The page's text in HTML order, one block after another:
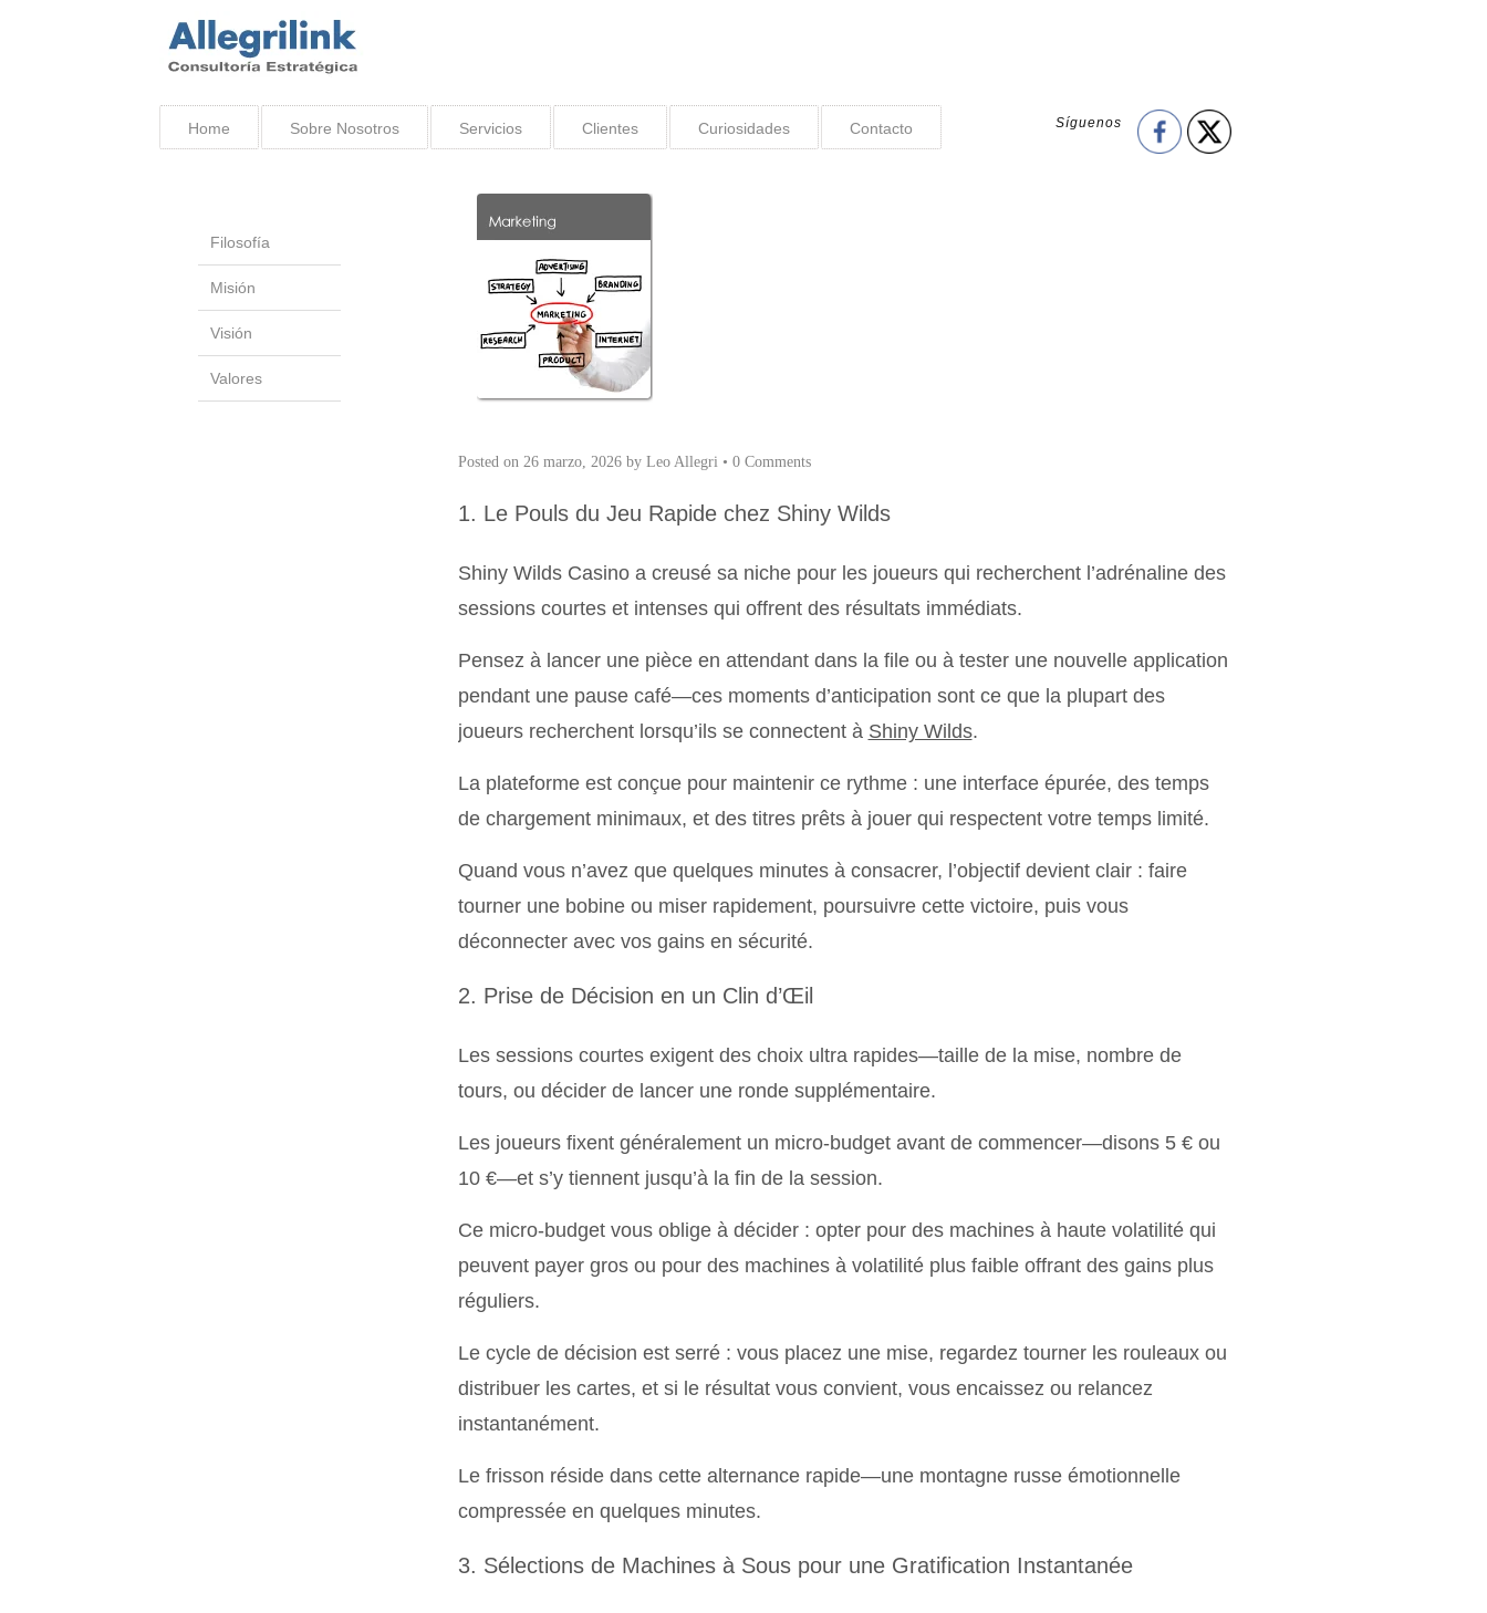
Home Sobre Nosotros Servicios Clientes Curiosidades Contacto
Filosofía
Misión
Visión
Valores
Síguenos
Posted on 26 marzo, 2026by Leo Allegri• 0 Comments
1. Le Pouls du Jeu Rapide chez Shiny Wilds
Shiny Wilds Casino a creusé sa niche pour les joueurs qui recherchent l’adrénaline des
sessions courtes et intenses qui offrent des résultats immédiats.
Pensez à lancer une pièce en attendant dans la file ou à tester une nouvelle application
pendant une pause café—ces moments d’anticipation sont ce que la plupart des
joueurs recherchent lorsqu’ils se connectent à Shiny Wilds.
La plateforme est conçue pour maintenir ce rythme : une interface épurée, des temps
de chargement minimaux, et des titres prêts à jouer qui respectent votre temps limité.
Quand vous n’avez que quelques minutes à consacrer, l’objectif devient clair : faire
tourner une bobine ou miser rapidement, poursuivre cette victoire, puis vous
déconnecter avec vos gains en sécurité.
2. Prise de Décision en un Clin d’Œil
Les sessions courtes exigent des choix ultra rapides—taille de la mise, nombre de
tours, ou décider de lancer une ronde supplémentaire.
Les joueurs fixent généralement un micro‑budget avant de commencer—disons 5 € ou
10 €—et s’y tiennent jusqu’à la fin de la session.
Ce micro‑budget vous oblige à décider : opter pour des machines à haute volatilité qui
peuvent payer gros ou pour des machines à volatilité plus faible offrant des gains plus
réguliers.
Le cycle de décision est serré : vous placez une mise, regardez tourner les rouleaux ou
distribuer les cartes, et si le résultat vous convient, vous encaissez ou relancez
instantanément.
Le frisson réside dans cette alternance rapide—une montagne russe émotionnelle
compressée en quelques minutes.
3. Sélections de Machines à Sous pour une Gratification Instantanée